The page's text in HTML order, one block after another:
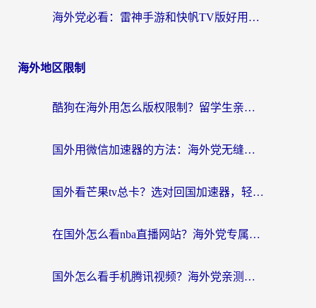
海外党必看：雷神手游和快帆TV版好用吗？3步选对回国加速器不踩坑
海外地区限制
酷狗在海外用怎么版权限制？留学生亲测：3步解决听国内音乐难题
国外用微信加速器的方法：海外党无缝连接国内生活的实用指南
国外看芒果tv总卡？选对回国加速器，轻松追《浪姐》不费劲
在国外怎么看nba直播网站？海外党专属体育观赛指南，告别地区限制！
国外怎么看手机腾讯视频？海外党亲测有效的追剧加速器选择指南